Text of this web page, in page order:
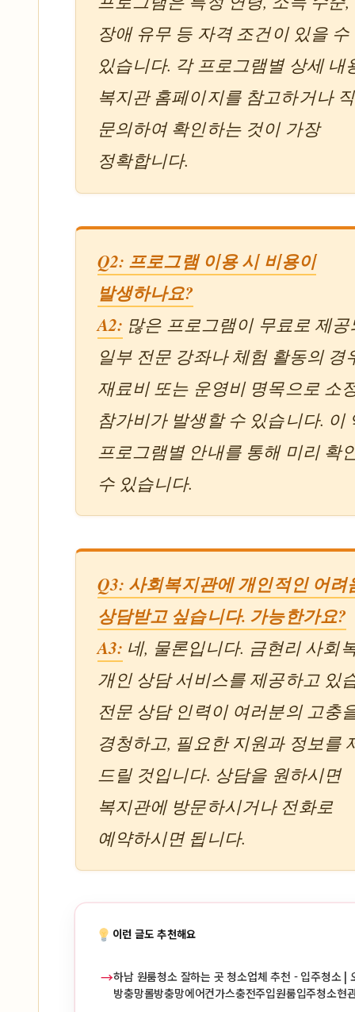
장애 유무 등 자격 조건이 있을 수
있습니다. 각 프로그램별 상세 내
복지관 홈페이지를 참고하거나
문의하여 확인하는 것이 가장
정확합니다.
Q2: 프로그램 이용 시 비용이
발생하나요?
A2: 많은 프로그램이 무료로 제
일부 전문 강좌나 체험 활동의 경
재료비 또는 운영비 명목으로 소
참가비가 발생할 수 있습니다. 이
프로그램별 안내를 통해 미리 확
수 있습니다.
Q3: 사회복지관에 개인적인 어려
상담받고 싶습니다. 가능한가요?
A3: 네, 물론입니다. 금현리 사회
개인 상담 서비스를 제공하고 있
전문 상담 인력이 여러분의 고충
경청하고, 필요한 지원과 정보를
드릴 것입니다. 상담을 원하시면
복지관에 방문하시거나 전화로
예약하시면 됩니다.
이런 글도 추천해요
→하남 원룸청소 잘하는 곳 청소업체 추천 - 입주청소 |
방충망롤방충망에어컨가스충전주입원룸입주청소현